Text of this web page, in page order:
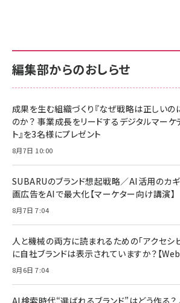
￥880
anan(アンアン)2026/06/
スペシャルエディション[王
￥1,100
anan(アンアン)2026/07/08
￥880
ママ投資家が育休中に１億貯
組織の成果を最大化する ル
￥1,980
サポート正規品 メーカー保
NIMASO ガラスフィルム
すい ガイド枠付き い
2枚セット DSP25F1698
￥1,599
￥6,980
全ワイヤレスイヤホン/アクテ
技術基準適合】ブラック
￥5,990
ケーブル Anker絡まないケ
ド付き USB PD対応 シリコ
サポート正規品 メーカー保
Amazon eギフトカード -
￥5,000
Anker PowerLine III Flow
Pro/Air 各種対応 (1.8m ミッ
￥1,890
サッポロ 生ビール 黒ラベ
ル ケース買い【6/30応募〆切
￥4,857
編集部からのおしらせ
成果を生む組織づくり『なぜ戦略は正しい
のか？ 事業成長をリードするデジタルマーケ
ト』を3名様にプレゼント
8月7日 10:00
SUBARUのブランド想起戦略／AI活用のカギ
画広告をAIで最大化【マーケター向け講演】
8月7日 7:04
人と機械の両方に読まれるための「アクセシ
に自社ブランドは表示されていますか？【
8月6日 7:04
AI検索時代“選ばれるブランド”はどう作る